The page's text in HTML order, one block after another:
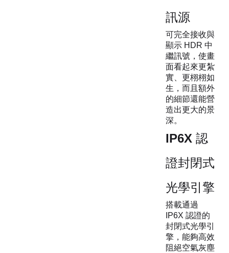
訊源
可完全接收與
顯示 HDR 中
繼訊號，使畫
面看起來更紮
實、更栩栩如
生，而且額外
的細節還能營
造出更大的景
深。
IP6X 認
證封閉式
光學引擎
搭載通過
IP6X 認證的
封閉式光學引
擎，能夠高效
阻絕空氣灰塵